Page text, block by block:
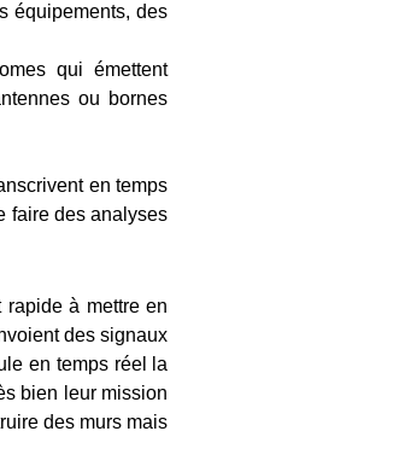
équipements, des
qui émettent
ou bornes
en temps
faire des analyses
rapide à mettre en
des signaux
en temps réel la
bien leur mission
des murs mais